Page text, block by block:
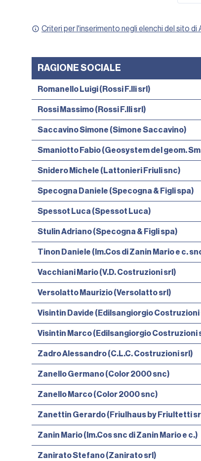
Criteri per l'inserimento negli elenchi del sito di
RAGIONE SOCIALE
Romanello Luigi (Rossi F.lli srl)
Rossi Massimo (Rossi F.lli srl)
Saccavino Simone (Simone Saccavino)
Smaniotto Fabio (Geosystem del geom.
Snidero Michele (Lattonieri Friuli snc)
Specogna Daniele (Specogna & Figli spa)
Spessot Luca (Spessot Luca)
Stulin Adriano (Specogna & Figli spa)
Tinon Daniele (Im.Cos di Zanin Mario e c.
Vacchiani Mario (V.D. Costruzioni srl)
Versolatto Maurizio (Versolatto srl)
Visintin Davide (Edilsangiorgio Costruzioni
Visintin Marco (Edilsangiorgio Costruzioni
Zadro Alessandro (C.L.C. Costruzioni srl)
Zanello Germano (Color 2000 snc)
Zanello Marco (Color 2000 snc)
Zanettin Gerardo (Friulhaus by Friultetti
Zanin Mario (Im.Cos snc di Zanin Mario e c.)
Zanirato Stefano (Zanirato srl)